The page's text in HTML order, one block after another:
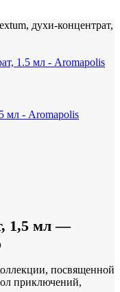
духи-концентрат,
1.5 мл - Aromapolis
мл - Aromapolis
1,5 мл —
посвященной
приключений,